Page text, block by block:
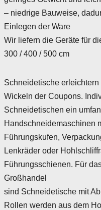
– niedrige Bauweise,
Einlegen der Ware
Wir liefern die Geräte für
300 / 400 / 500 cm
Schneidetische
Wickeln der Coupons.
Schneidetischen ein
Handschneidemaschinen
Führungskufen,
Lenkräder oder
Führungsschienen. Für
Großhandel
sind Schneidetische mit
Rollen werden aus dem